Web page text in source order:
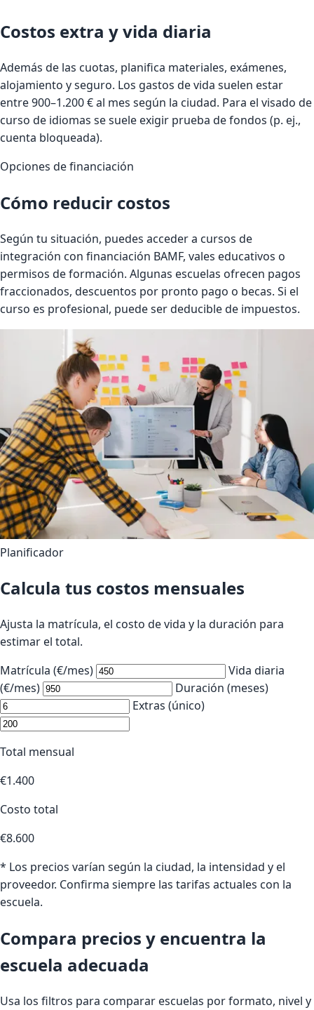
Costos extra y vida diaria
Además de las cuotas, planifica materiales, exámenes,
alojamiento y seguro. Los gastos de vida suelen estar
entre 900–1.200 € al mes según la ciudad. Para el visado de
curso de idiomas se suele exigir prueba de fondos (p. ej.,
cuenta bloqueada).
Opciones de financiación
Cómo reducir costos
Según tu situación, puedes acceder a cursos de
integración con financiación BAMF, vales educativos o
permisos de formación. Algunas escuelas ofrecen pagos
fraccionados, descuentos por pronto pago o becas. Si el
curso es profesional, puede ser deducible de impuestos.
Planificador
Calcula tus costos mensuales
Ajusta la matrícula, el costo de vida y la duración para
estimar el total.
Matrícula (€/mes)
Vida diaria
(€/mes)
Duración (meses)
Extras (único)
Total mensual
€1.400
Costo total
€8.600
* Los precios varían según la ciudad, la intensidad y el
proveedor. Confirma siempre las tarifas actuales con la
escuela.
Compara precios y encuentra la
escuela adecuada
Usa los filtros para comparar escuelas por formato, nivel y